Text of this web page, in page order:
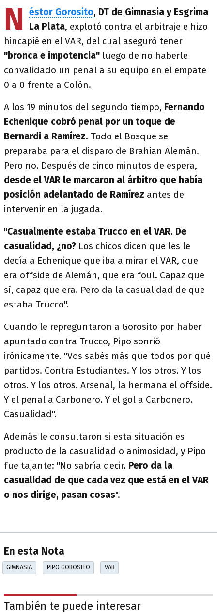
N éstor Gorosito, DT de Gimnasia y Esgrima
La Plata, explotó contra el arbitraje e hizo
hincapié en el VAR, del cual aseguró tener
"bronca e impotencia" luego de no haberle
convalidado un penal a su equipo en el empate
0 a 0 frente a Colón.
A los 19 minutos del segundo tiempo, Fernando
Echenique cobró penal por un toque de
Bernardi a Ramírez. Todo el Bosque se
preparaba para el disparo de Brahian Alemán.
Pero no. Después de cinco minutos de espera,
desde el VAR le marcaron al árbitro que había
posición adelantado de Ramírez antes de
intervenir en la jugada.
"Casualmente estaba Trucco en el VAR. De
casualidad, ¿no? Los chicos dicen que les le
decía a Echenique que iba a mirar el VAR, que
era offside de Alemán, que era foul. Capaz que
sí, capaz que era. Pero da la casualidad de que
estaba Trucco".
Cuando le repreguntaron a Gorosito por haber
apuntado contra Trucco, Pipo sonrió
irónicamente. "Vos sabés más que todos por qué
partidos. Contra Estudiantes. Y los otros. Y los
otros. Y los otros. Arsenal, la hermana el offside.
Y el penal a Carbonero. Y el gol a Carbonero.
Casualidad".
Además le consultaron si esta situación es
producto de la casualidad o animosidad, y Pipo
fue tajante: "No sabría decir. Pero da la
casualidad de que cada vez que está en el VAR
o nos dirige, pasan cosas".
En esta Nota
GIMNASIA PIPO GOROSITO VAR
También te puede interesar